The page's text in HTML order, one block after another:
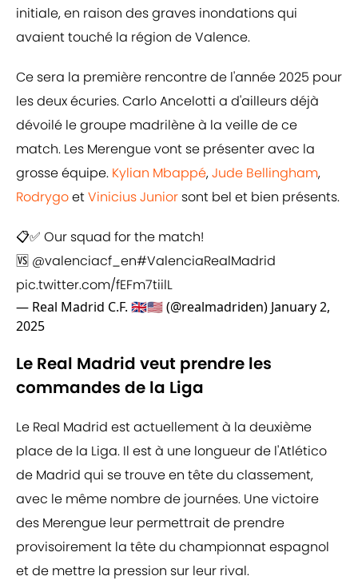
initiale, en raison des graves inondations qui
avaient touché la région de Valence.
Ce sera la première rencontre de l'année 2025 pour
les deux écuries. Carlo Ancelotti a d'ailleurs déjà
dévoilé le groupe madrilène à la veille de ce
match. Les Merengue vont se présenter avec la
grosse équipe. Kylian Mbappé,Jude Bellingham,
RodrygoetVinicius Junior sont bel et bien présents.
📋✅ Our squad for the match!
🆚 @valenciacf_en#ValenciaRealMadrid
pic.twitter.com/fEFm7tiilL
— Real Madrid C.F. 🇬🇧🇺🇸 (@realmadriden) January 2,
2025
Le Real Madrid veut prendre les
commandes de la Liga
Le Real Madrid est actuellement à la deuxième
place de la Liga. Il est à une longueur de l'Atlético
de Madrid qui se trouve en tête du classement,
avec le même nombre de journées. Une victoire
des Merengue leur permettrait de prendre
provisoirement la tête du championnat espagnol
et de mettre la pression sur leur rival.